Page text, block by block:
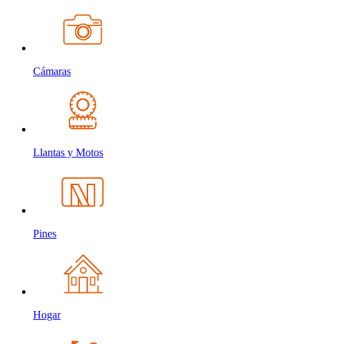
Cámaras
Llantas y Motos
Pines
Hogar